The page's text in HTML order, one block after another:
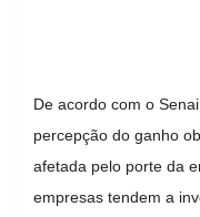
De acordo com o
percepção do ganho
afetada pelo porte da
empresas tendem a